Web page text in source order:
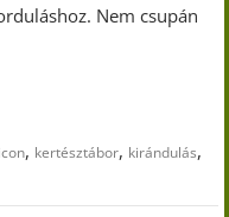
Nem csupán
, kertésztábor, kirándulás,